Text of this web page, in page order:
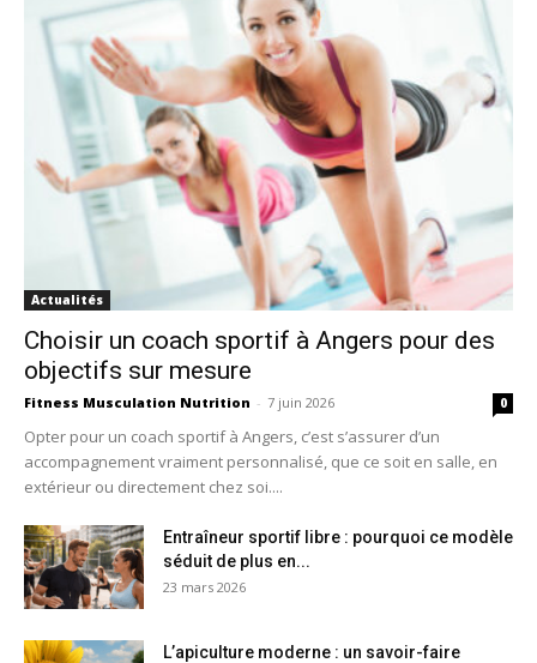
Actualités
Choisir un coach sportif à Angers pour des
objectifs sur mesure
Fitness Musculation Nutrition - 7 juin 2026 0
Opter pour un coach sportif à Angers, c’est s’assurer d’un
accompagnement vraiment personnalisé, que ce soit en salle, en
extérieur ou directement chez soi....
Entraîneur sportif libre : pourquoi ce modèle
séduit de plus en...
23 mars 2026
L’apiculture moderne : un savoir-faire